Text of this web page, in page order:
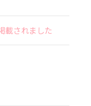
載されました